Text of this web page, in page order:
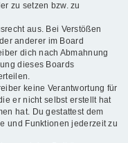
zu setzen bzw. zu
aus. Bei Verstößen
anderer im Board
dich nach Abmahnung
dieses Boards
keine Verantwortung für
er nicht selbst erstellt hat
hat. Du gestattest dem
und Funktionen jederzeit zu